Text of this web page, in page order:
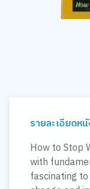
รายละเอียดห
How to Stop
with
fascinating